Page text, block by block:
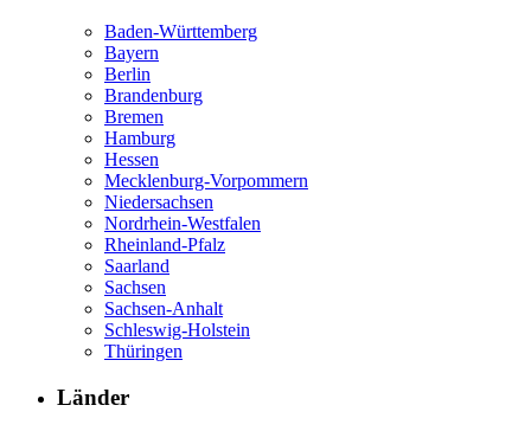
Baden-Württemberg
Bayern
Berlin
Brandenburg
Bremen
Hamburg
Hessen
Mecklenburg-Vorpommern
Niedersachsen
Nordrhein-Westfalen
Rheinland-Pfalz
Saarland
Sachsen
Sachsen-Anhalt
Schleswig-Holstein
Thüringen
Länder